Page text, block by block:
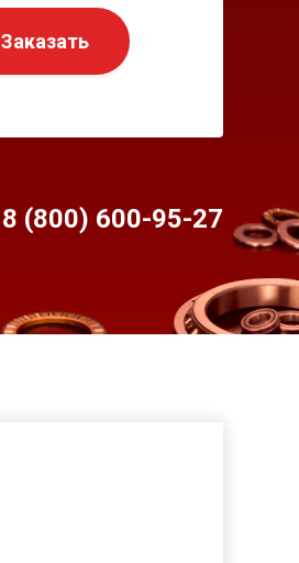
Заказать
8 (800) 600-95-27